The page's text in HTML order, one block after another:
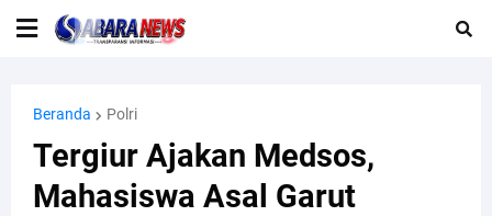
Beranda Polri
Tergiur Ajakan Medsos,
Mahasiswa Asal Garut